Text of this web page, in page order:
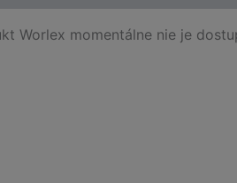
Worlex momentálne nie je